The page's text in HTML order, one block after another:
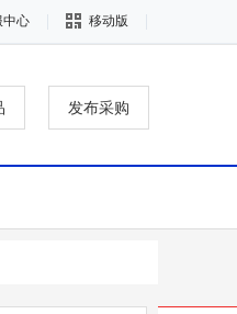
中心 移动版
发布采购